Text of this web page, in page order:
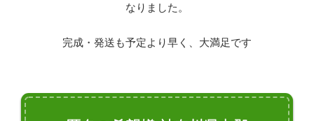
なりました。
完成・発送も予定より早く、大満足です